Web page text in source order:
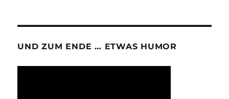
UND ZUM ENDE … ETWAS HUMOR